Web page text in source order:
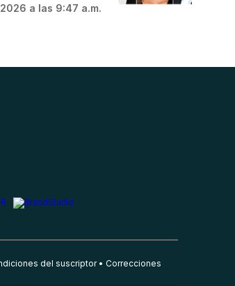
a las 9:47 a.m.
del suscriptor Correcciones